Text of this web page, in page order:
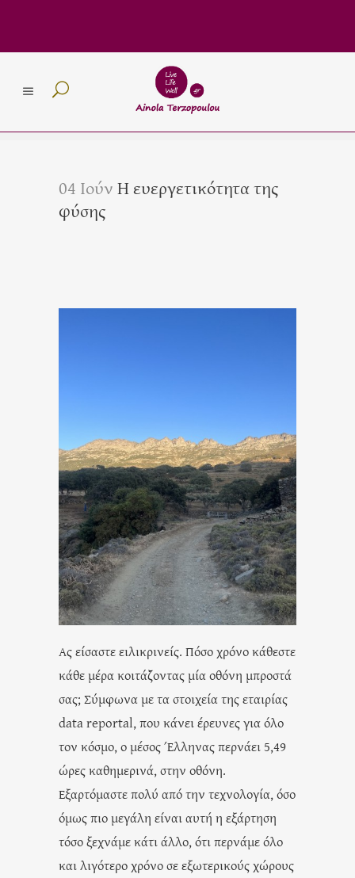
04 ΙούνΗ ευεργετικότητα της
φύσης
Ας είσαστε ειλικρινείς. Πόσο χρόνο κάθεστε
κάθε μέρα κοιτάζοντας μία οθόνη μπροστά
σας; Σύμφωνα με τα στοιχεία της εταιρίας
data reportal, που κάνει έρευνες για όλο
τον κόσμο, ο μέσος Έλληνας περνάει 5,49
ώρες καθημερινά, στην οθόνη.
Εξαρτόμαστε πολύ από την τεχνολογία, όσο
όμως πιο μεγάλη είναι αυτή η εξάρτηση
τόσο ξεχνάμε κάτι άλλο, ότι περνάμε όλο
και λιγότερο χρόνο σε εξωτερικούς χώρους